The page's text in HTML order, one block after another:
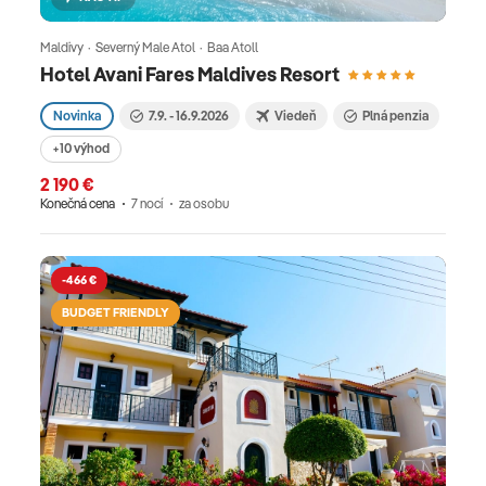
Hotel Avani Fares Maldives Resort
Maldivy · Severný Male Atol · Baa Atoll
Novinka 7.9. - 16.9.2026 Viedeň Plná penzia
+10 výhod
2 190 €
Konečná cena 7 nocí za osobu
-466 €
BUDGET FRIENDLY